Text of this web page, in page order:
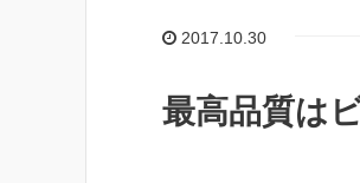
2017.10.30
最高品質は